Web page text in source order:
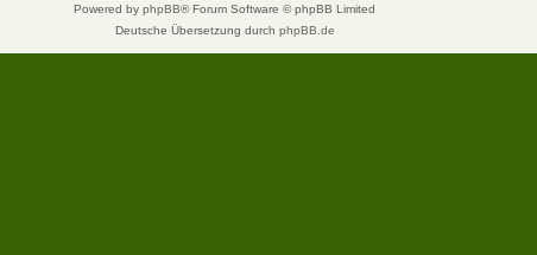
Powered by phpBB® Forum Software © phpBB Limited
Deutsche Übersetzung durch phpBB.de